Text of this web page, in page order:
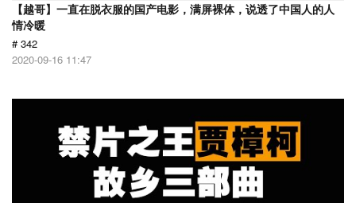
【越哥】一直在脱衣服的国产电影，满屏裸体，说透了中国人的人
情冷暖
# 342
2020-09-16 11:47